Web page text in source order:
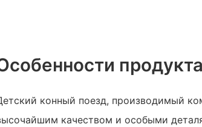
продукта
конный поезд, производимый
качеством и особыми